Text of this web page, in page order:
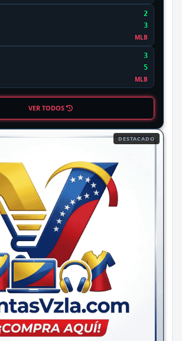
2
3
MLB
3
5
MLB
VER TODOS
DESTACADO